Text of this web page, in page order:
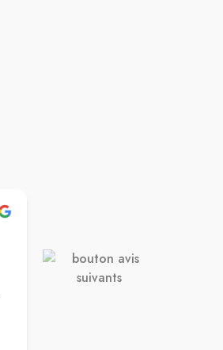
★
Très belle parapharmacie et